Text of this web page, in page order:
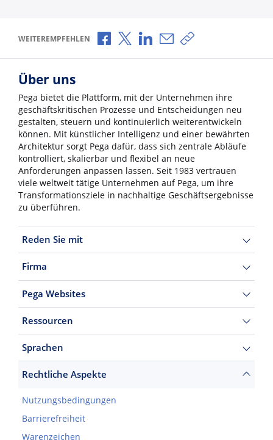
WEITEREMPFEHLEN Über Facebook teilen
Über X teilen
Über LinkedIn teilen
Über E-Mail teilen
Link zum Teilen
Über uns
Pega bietet die Plattform, mit der Unternehmen ihre
geschäftskritischen Prozesse und Entscheidungen neu
gestalten, steuern und kontinuierlich weiterentwickeln
können. Mit künstlicher Intelligenz und einer bewährten
Architektur sorgt Pega dafür, dass sich zentrale Abläufe
kontrolliert, skalierbar und flexibel an neue
Anforderungen anpassen lassen. Seit 1983 vertrauen
viele weltweit tätige Unternehmen auf Pega, um ihre
Transformationsziele in nachhaltige Geschäftsergebnisse
zu überführen.
Reden Sie mit
Firma
Pega Websites
Ressourcen
Sprachen
Rechtliche Aspekte
Nutzungsbedingungen
Barrierefreiheit
Warenzeichen